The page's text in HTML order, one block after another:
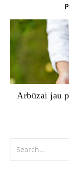
Arbūzai jau